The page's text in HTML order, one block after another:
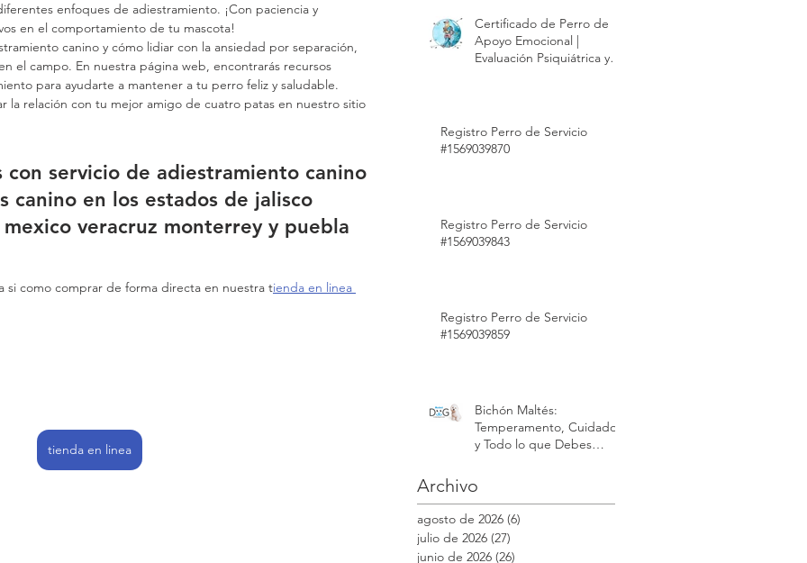
enfoques de adiestramiento. ¡Con paciencia y
en el comportamiento de tu mascota!
canino y cómo lidiar con la ansiedad por separación,
el campo. En nuestra página web, encontrarás recursos
para ayudarte a mantener a tu perro feliz y saludable.
la relación con tu mejor amigo de cuatro patas en nuestro sitio
con servicio de adiestramiento canino
canino en los estados de jalisco
veracruz monterrey y puebla
si como comprar de forma directa en nuestra tienda en linea
tienda en linea
Certificado de Perro de
Apoyo Emocional |
Evaluación Psiquiátrica y
Registro Perro de Servicio
#1569039870
Registro Perro de Servicio
#1569039843
Registro Perro de Servicio
#1569039859
Bichón Maltés:
Temperamento, Cuidados
y Todo lo que Debes
Archivo
agosto de 2026 (6)
julio de 2026 (27)
junio de 2026 (26)